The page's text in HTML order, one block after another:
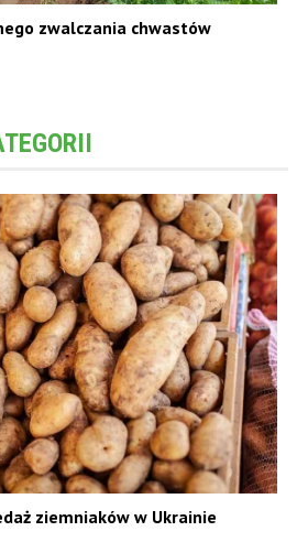
zwalczania chwastów
ziemniaków w Ukrainie